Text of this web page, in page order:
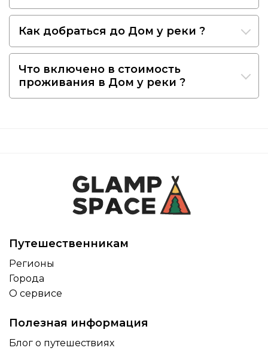
Как добраться до Дом у реки ?
Что включено в стоимость
проживания в Дом у реки ?
Путешественникам
Регионы
Города
О сервисе
Полезная информация
Блог о путешествиях